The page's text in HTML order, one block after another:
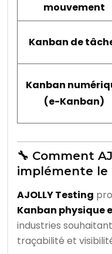
mouvement
Kanban de
Kanban
(e-Kanban)
🔧 Comment
implémente le
AJOLLY Testing
Kanban physique
industries
traçabilité et